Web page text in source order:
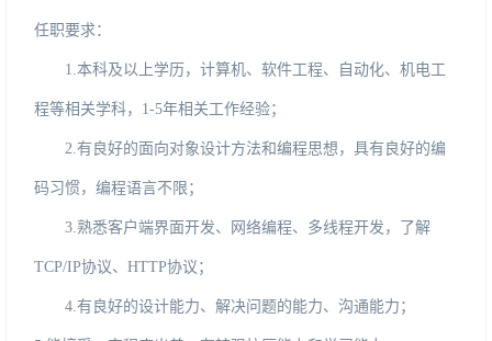
任职要求：
1.本科及以上学历，计算机、软件工程、自动化、机电工
程等相关学科，1-5年相关工作经验；
2.有良好的面向对象设计方法和编程思想，具有良好的编
码习惯，编程语言不限；
3.熟悉客户端界面开发、网络编程、多线程开发，了解
TCP/IP协议、HTTP协议；
4.有良好的设计能力、解决问题的能力、沟通能力；